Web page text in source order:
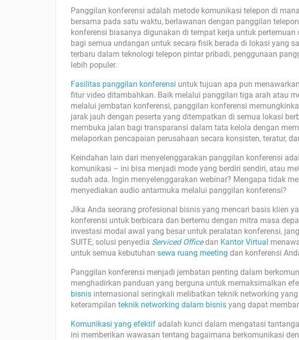
Panggilan konferensi adalah metode komunikasi telepon di
bersama pada satu waktu, berlawanan dengan panggilan
konferensi biasanya digunakan di tempat kerja untuk
bagi semua undangan untuk secara fisik berada di lokasi yang
terbaru dalam teknologi telepon pintar pribadi, penggunaan
lebih populer.
Fasilitas panggilan konferensi untuk tujuan apa pun
fitur video ditambahkan. Baik melalui panggilan tiga arah atau
melalui jembatan konferensi, panggilan konferensi
jarak jauh dengan peserta yang ditempatkan di semua lokasi
membuka jalan bagi transparansi dalam tata kelola dengan
melaporkan pencapaian perusahaan secara konsisten, teratur,
Keindahan lain dari menyelenggarakan panggilan konferensi
komunikasi – ini bisa menjadi mode yang berdiri sendiri, atau
sudah ada. Ingin menyelenggarakan webinar? Mengapa tidak
menyediakan audio antarmuka melalui panggilan konferensi?
Jika Anda seorang profesional bisnis yang mencari basis klien
konferensi untuk berbicara dan bertemu dengan mitra masa
investasi modal awal yang besar untuk peralatan konferensi,
SUITE, solusi penyedia Serviced Officedan Kantor Virtual
untuk semua kebutuhan sewa ruang meeting dan konferensi
Panggilan konferensi menjadi jembatan penting dalam
menghadirkan panduan yang berguna untuk memaksimalkan
bisnis internasional seringkali melibatkan teknik networking
keterampilan teknik networking dalam bisnis yang dapat
Komunikasi yang efektif adalah kunci dalam mengatasi
ini memberikan wawasan tentang bagaimana berkomunikasi